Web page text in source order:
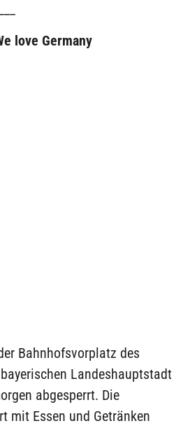
love Germany
Bahnhofsvorplatz des
Landeshauptstadt
abgesperrt. Die
mit Essen und Getränken